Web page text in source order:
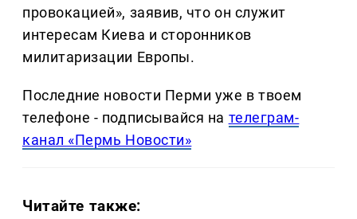
провокацией», заявив, что он служит
интересам Киева и сторонников
милитаризации Европы.
Последние новости Перми уже в твоем
телефоне - подписывайся на телеграм-
канал «Пермь Новости»
Читайте также: